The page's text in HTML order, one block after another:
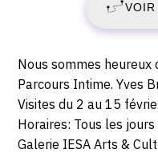
1
cité
Griset,
75011
Paris
Description,
horaires...
Nous sommes heureux
Parcours Intime. Yves
Visites du 2 au 15
Horaires: Tous les
Galerie IESA Arts &